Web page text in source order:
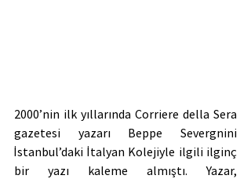
2000’nin ilk yıllarında Corriere della Sera
gazetesi yazarı Beppe Severgnini
İstanbul’daki İtalyan Kolejiyle ilgili ilginç
bir yazı kaleme almıştı. Yazar,